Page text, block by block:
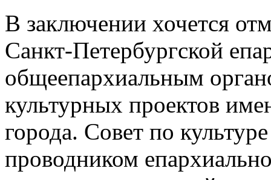
В заключении хочется
Санкт-Петербургской
общеепархиальным
культурных проектов
города. Совет по
проводником